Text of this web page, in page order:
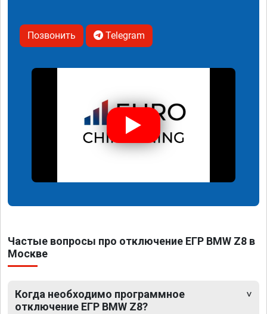
Позвонить Telegram
Частые вопросы про отключение ЕГР BMW Z8 в
Москве
Когда необходимо программное
отключение ЕГР BMW Z8?